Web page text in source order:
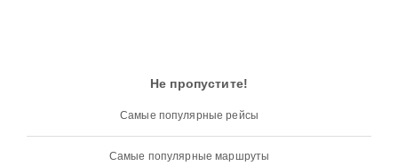
Не пропустите!
Самые популярные рейсы
Самые популярные маршруты